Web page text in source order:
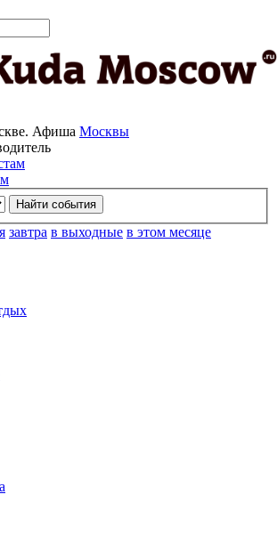
Афиша Москвы
завтра в выходные в этом месяце